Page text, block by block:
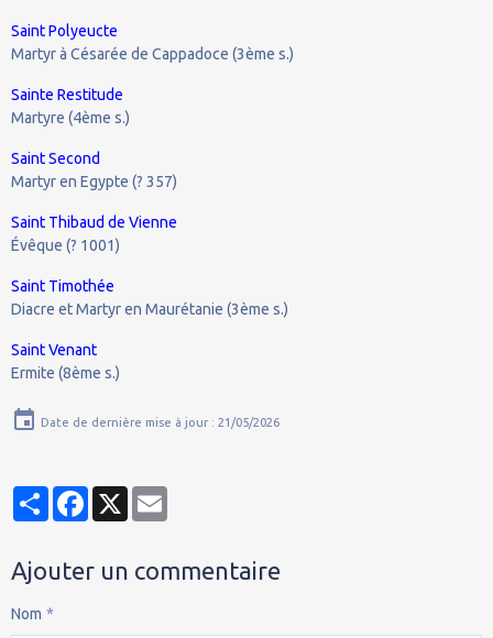
Saint Polyeucte
Martyr à Césarée de Cappadoce (3ème s.)
Sainte Restitude
Martyre (4ème s.)
Saint Second
Martyr en Egypte (? 357)
Saint Thibaud de Vienne
Évêque (? 1001)
Saint Timothée
Diacre et Martyr en Maurétanie (3ème s.)
Saint Venant
Ermite (8ème s.)
Date de dernière mise à jour : 21/05/2026
PartagerFacebook
X
Ajouter un commentaire
Nom